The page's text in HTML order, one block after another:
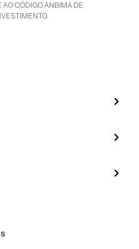
AO CÓDIGO ANBIMA DE